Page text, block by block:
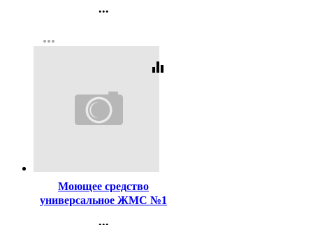
...
Регистрация
more_horiz
equalizer
Моющее средство
универсальное ЖМС №1
...